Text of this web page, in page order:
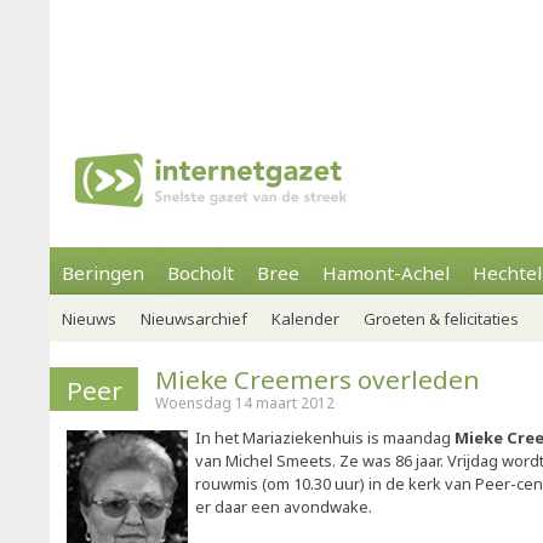
Beringen Bocholt Bree Hamont-Achel
Nieuws Nieuwsarchief Kalender Groeten & felicitaties
Peer Mieke Creemers overleden
Woensdag 14 maart 2012
In het Mariaziekenhuis is maandag Mieke
van Michel Smeets. Ze was 86 jaar. Vrijdag
rouwmis (om 10.30 uur) in de kerk van Peer-
er daar een avondwake.